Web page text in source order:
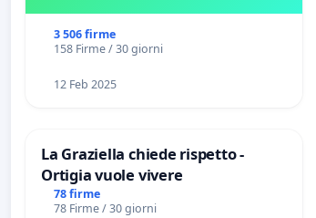
3 506 firme
158 Firme / 30 giorni
12 Feb 2025
La Graziella chiede rispetto -
Ortigia vuole vivere
78 firme
78 Firme / 30 giorni